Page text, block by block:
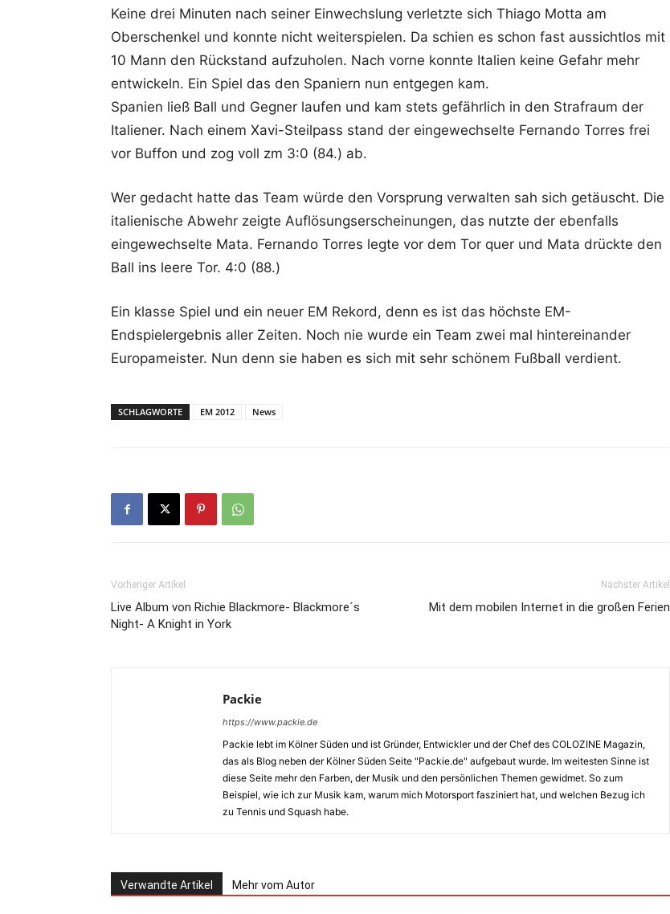
Keine drei Minuten nach seiner Einwechslung verletzte sich Thiago Motta am
Oberschenkel und konnte nicht weiterspielen. Da schien es schon fast aussichtlos mit
10 Mann den Rückstand aufzuholen. Nach vorne konnte Italien keine Gefahr mehr
entwickeln. Ein Spiel das den Spaniern nun entgegen kam.
Spanien ließ Ball und Gegner laufen und kam stets gefährlich in den Strafraum der
Italiener. Nach einem Xavi-Steilpass stand der eingewechselte Fernando Torres frei
vor Buffon und zog voll zm 3:0 (84.) ab.
Wer gedacht hatte das Team würde den Vorsprung verwalten sah sich getäuscht. Die
italienische Abwehr zeigte Auflösungserscheinungen, das nutzte der ebenfalls
eingewechselte Mata. Fernando Torres legte vor dem Tor quer und Mata drückte den
Ball ins leere Tor. 4:0 (88.)
Ein klasse Spiel und ein neuer EM Rekord, denn es ist das höchste EM-
Endspielergebnis aller Zeiten. Noch nie wurde ein Team zwei mal hintereinander
Europameister. Nun denn sie haben es sich mit sehr schönem Fußball verdient.
SCHLAGWORTE EM 2012 News
Vorheriger Artikel
Live Album von Richie Blackmore- Blackmore´s
Night- A Knight in York
Nächster Artikel
Mit dem mobilen Internet in die großen Ferien
Packie
https://www.packie.de
Packie lebt im Kölner Süden und ist Gründer, Entwickler und der Chef des COLOZINE Magazin,
das als Blog neben der Kölner Süden Seite "Packie.de" aufgebaut wurde. Im weitesten Sinne ist
diese Seite mehr den Farben, der Musik und den persönlichen Themen gewidmet. So zum
Beispiel, wie ich zur Musik kam, warum mich Motorsport fasziniert hat, und welchen Bezug ich
zu Tennis und Squash habe.
Verwandte Artikel Mehr vom Autor